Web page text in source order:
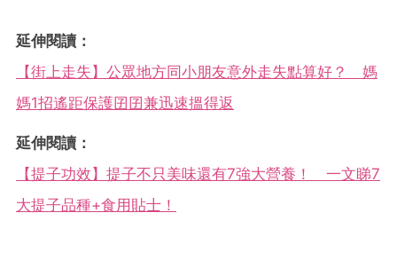
延伸閱讀：
【街上走失】公眾地方同小朋友意外走失點算好？ 媽
媽1招遙距保護囝囝兼迅速搵得返
延伸閱讀：
【提子功效】提子不只美味還有7強大營養！ 一文睇7
大提子品種+食用貼士！